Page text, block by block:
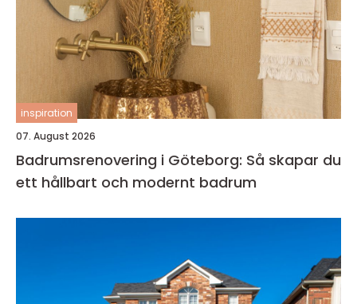
inspiration
07. August 2026
Badrumsrenovering i Göteborg: Så skapar du
ett hållbart och modernt badrum